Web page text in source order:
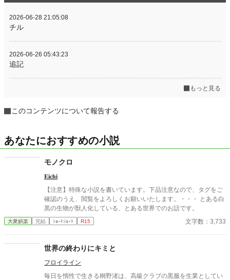
2026-06-28 21:05:08
チル
2026-06-26 05:43:23
追記
もっと見る
このコンテンツについて報告する
あなたにおすすめの小説
モノクロ
𝐄𝐢𝐜𝐡𝐢
【注意】特殊な小説を書いています。下品注意なので、タグをご
確認のうえ、閲覧をよろしくお願いいたします。・・・ とある白
黒の生物が獣人化している、とある世界でのお話です。
大衆娯楽 完結 ｼｮｰﾄｼｮｰﾄ R15 文字数：3,733
世界の終わりにキミと
フロイライン
毎日を惰性で生きる桐野渚は、高級クラブの黒服を生業としてい